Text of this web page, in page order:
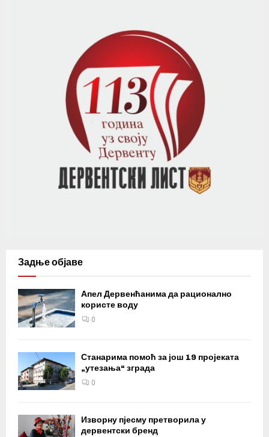
Задње објаве
Апел Дервенћанима да рационално
користе воду
0
Станарима помоћ за још 19 пројеката
„утезања“ зграда
0
Изворну пјесму претворила у
дервентски бренд